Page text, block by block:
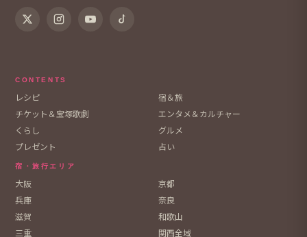
CONTENTS
レシピ
宿＆旅
チケット＆宝塚歌劇
エンタメ＆カルチャー
くらし
グルメ
プレゼント
占い
宿・旅行エリア
大阪
京都
兵庫
奈良
滋賀
和歌山
三重
関西全域